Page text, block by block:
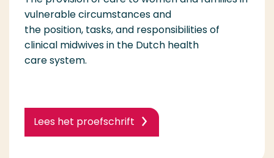
vulnerable circumstances and
the position, tasks, and responsibilities of
clinical midwives in the Dutch health
care system.
Lees het proefschrift